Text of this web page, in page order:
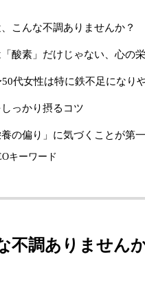
こんな不調ありませんか？
酸素」だけじゃない、心の
代女性は特に鉄不足になり
っかり摂るコツ
の偏り」に気づくことが第
キーワード
不調ありません